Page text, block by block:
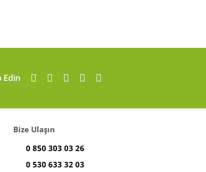
Edin
Bize Ulaşın
0 850 303 03 26
0 530 633 32 03